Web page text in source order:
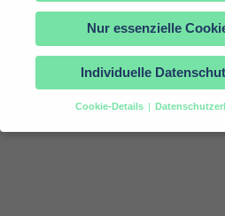
Artikel teilenNur essenzielle
Individuelle
Cookie-Details